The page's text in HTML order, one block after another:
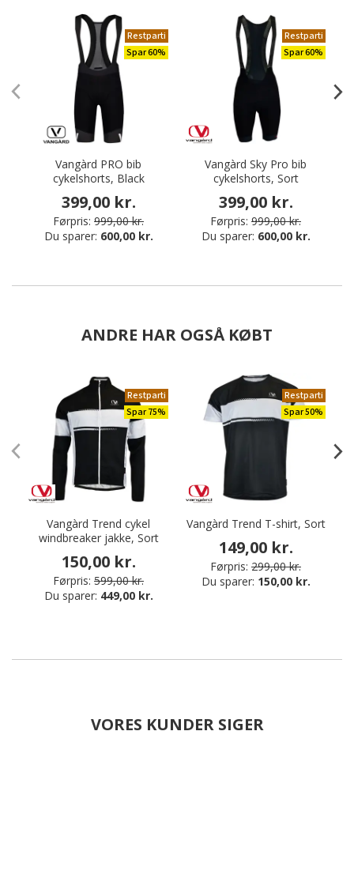
Restparti
Spar 60%
Vangàrd PRO bib
cykelshorts, Black
399,00 kr.
Førpris: 999,00 kr.
Du sparer: 600,00 kr.
Restparti
Spar 60%
Vangàrd Sky Pro bib
cykelshorts, Sort
399,00 kr.
Førpris: 999,00 kr.
Du sparer: 600,00 kr.
ANDRE HAR OGSÅ KØBT
Restparti
Spar 75%
Vangàrd Trend cykel
windbreaker jakke, Sort
150,00 kr.
Førpris: 599,00 kr.
Du sparer: 449,00 kr.
Restparti
Spar 50%
Vangàrd Trend T-shirt, Sort
149,00 kr.
Førpris: 299,00 kr.
Du sparer: 150,00 kr.
VORES KUNDER SIGER